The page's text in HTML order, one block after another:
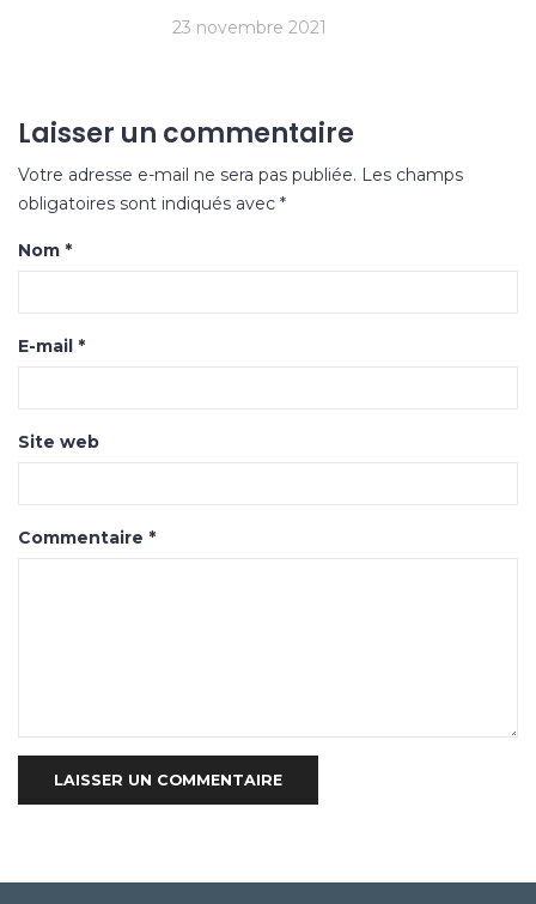
23 novembre 2021
Laisser un commentaire
Votre adresse e-mail ne sera pas publiée. Les champs
obligatoires sont indiqués avec *
Nom *
E-mail *
Site web
Commentaire *